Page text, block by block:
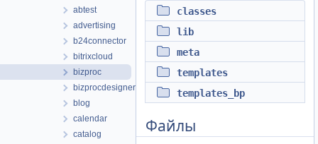
abtest
advertising
b24connector
bitrixcloud
bizproc
bizprocdesigner
blog
calendar
catalog
classes
lib
meta
templates
templates_bp
Файлы